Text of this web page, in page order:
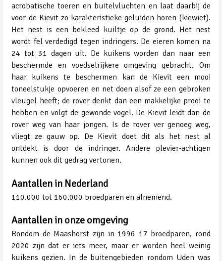
acrobatische toeren en buitelvluchten en laat daarbij de
voor de Kievit zo karakteristieke geluiden horen (kiewiet).
Het nest is een bekleed kuiltje op de grond. Het nest
wordt fel verdedigd tegen indringers. De eieren komen na
24 tot 31 dagen uit. De kuikens worden dan naar een
beschermde en voedselrijkere omgeving gebracht. Om
haar kuikens te beschermen kan de Kievit een mooi
toneelstukje opvoeren en net doen alsof ze een gebroken
vleugel heeft; de rover denkt dan een makkelijke prooi te
hebben en volgt de gewonde vogel. De Kievit leidt dan de
rover weg van haar jongen. Is de rover ver genoeg weg,
vliegt ze gauw op. De Kievit doet dit als het nest al
ontdekt is door de indringer. Andere plevier-achtigen
kunnen ook dit gedrag vertonen.
Aantallen in Nederland
110.000 tot 160.000 broedparen en afnemend.
Aantallen in onze omgeving
Rondom de Maashorst zijn in 1996 17 broedparen, rond
2020 zijn dat er iets meer, maar er worden heel weinig
kuikens gezien. In de buitengebieden rondom Uden was